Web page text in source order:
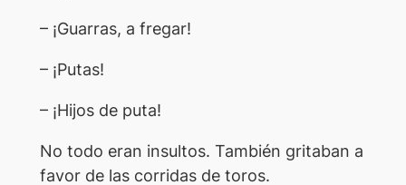
– ¡Guarras, a fregar!
– ¡Putas!
– ¡Hijos de puta!
No todo eran insultos. También gritaban a
favor de las corridas de toros.